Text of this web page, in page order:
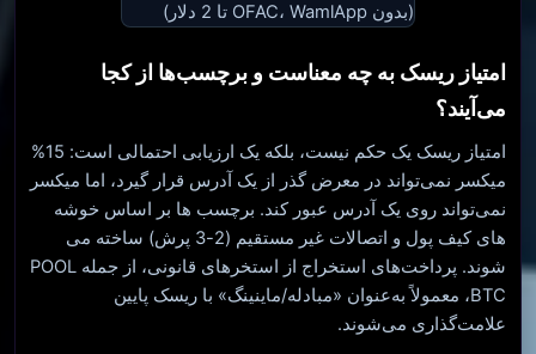
(بدون OFAC، WamlApp تا 2 دلار)
امتیاز ریسک به چه معناست و برچسب‌ها از کجا
می‌آیند؟
امتیاز ریسک یک حکم نیست، بلکه یک ارزیابی احتمالی است: 15%
میکسر نمی‌تواند در معرض گذر از یک آدرس قرار گیرد، اما میکسر
نمی‌تواند روی یک آدرس عبور کند. برچسب ها بر اساس خوشه
های کیف پول و اتصالات غیر مستقیم (2-3 پرش) ساخته می
شوند. پرداخت‌های استخراج از استخرهای قانونی، از جمله POOL
BTC، معمولاً به‌عنوان «مبادله/ماینینگ» با ریسک پایین
علامت‌گذاری می‌شوند.